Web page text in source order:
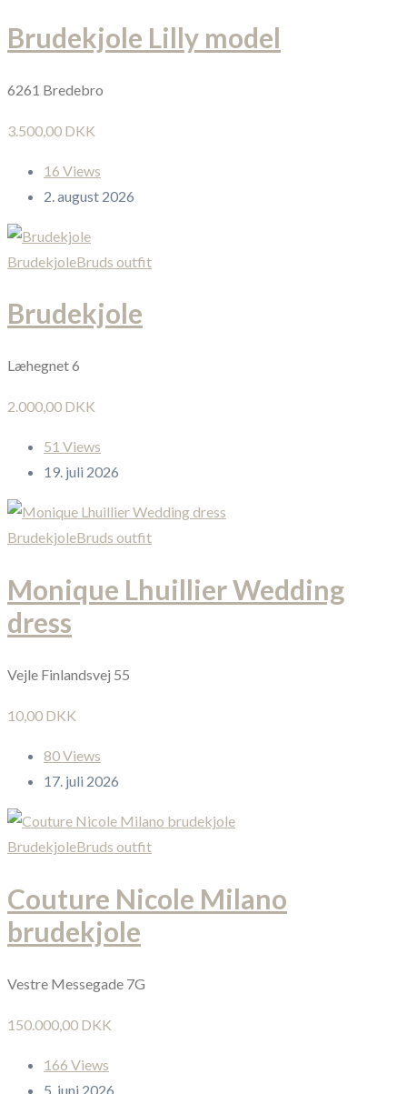
Brudekjole Lilly model
6261 Bredebro
3.500,00 DKK
16 Views
2. august 2026
BrudekjoleBruds outfit
Brudekjole
Læhegnet 6
2.000,00 DKK
51 Views
19. juli 2026
BrudekjoleBruds outfit
Monique Lhuillier Wedding
dress
Vejle Finlandsvej 55
10,00 DKK
80 Views
17. juli 2026
BrudekjoleBruds outfit
Couture Nicole Milano
brudekjole
Vestre Messegade 7G
150.000,00 DKK
166 Views
5. juni 2026